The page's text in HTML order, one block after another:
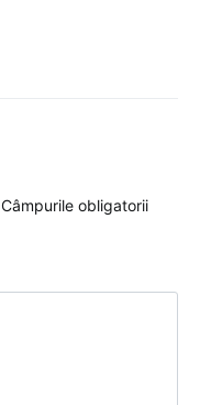
Câmpurile obligatorii